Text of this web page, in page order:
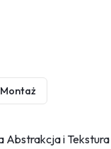
Montaż
i Tekstura